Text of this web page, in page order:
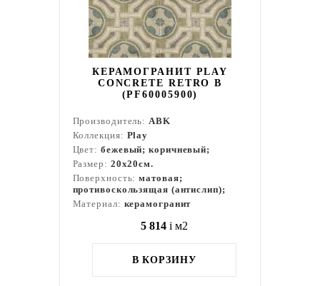
КЕРАМОГРАНИТ PLAY
CONCRETE RETRO B
(PF60005900)
Производитель:ABK
Коллекция: Play
Цвет: бежевый; коричневый;
Размер: 20x20см.
Поверхность:матовая;
противоскользящая (антислип);
Материал: керамогранит
5 814 i м2
В КОРЗИНУ